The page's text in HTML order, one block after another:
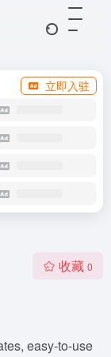
立即入驻
收藏 0
easy-to-use